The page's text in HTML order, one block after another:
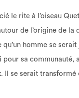
le rite à l’oiseau
de l’origine de la
qu’un homme se
pour sa communauté,
Il se serait transformé